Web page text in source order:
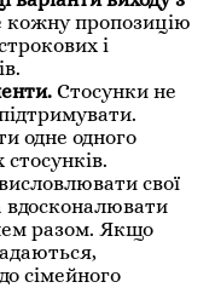
кожну пропозицію
і
Стосунки не
одне одного
свої
вдосконалювати
разом. Якщо
сімейного